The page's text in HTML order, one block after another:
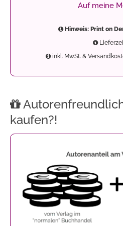
Auf meine
Hinweis: Print on
inkl. MwSt. &
kaufen?!